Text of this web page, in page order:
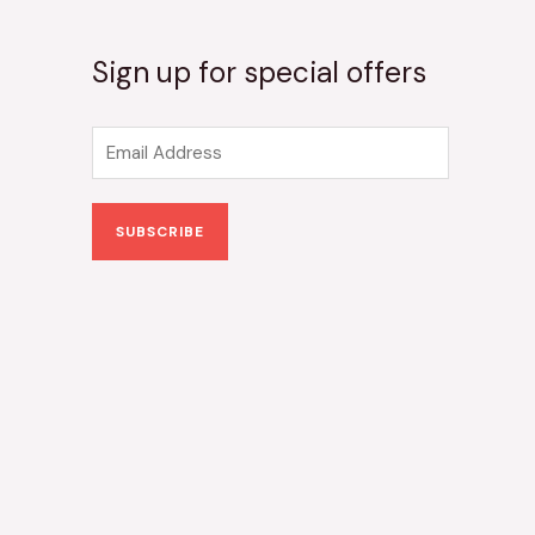
Sign up for special offers
m
a
SUBSCRIBE